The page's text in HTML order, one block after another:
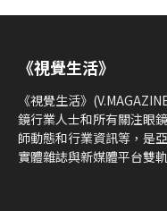
《視覺生活》
《視覺生活》
鏡行業人士和所有關注眼
師動態和行業資訊等，是
實體雜誌與新媒體平台雙